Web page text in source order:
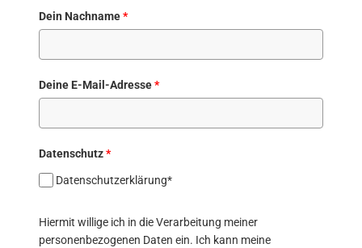
Dein Nachname*
Deine E-Mail-Adresse*
Datenschutz*
Datenschutzerklärung*
Hiermit willige ich in die Verarbeitung meiner
personenbezogenen Daten ein. Ich kann meine